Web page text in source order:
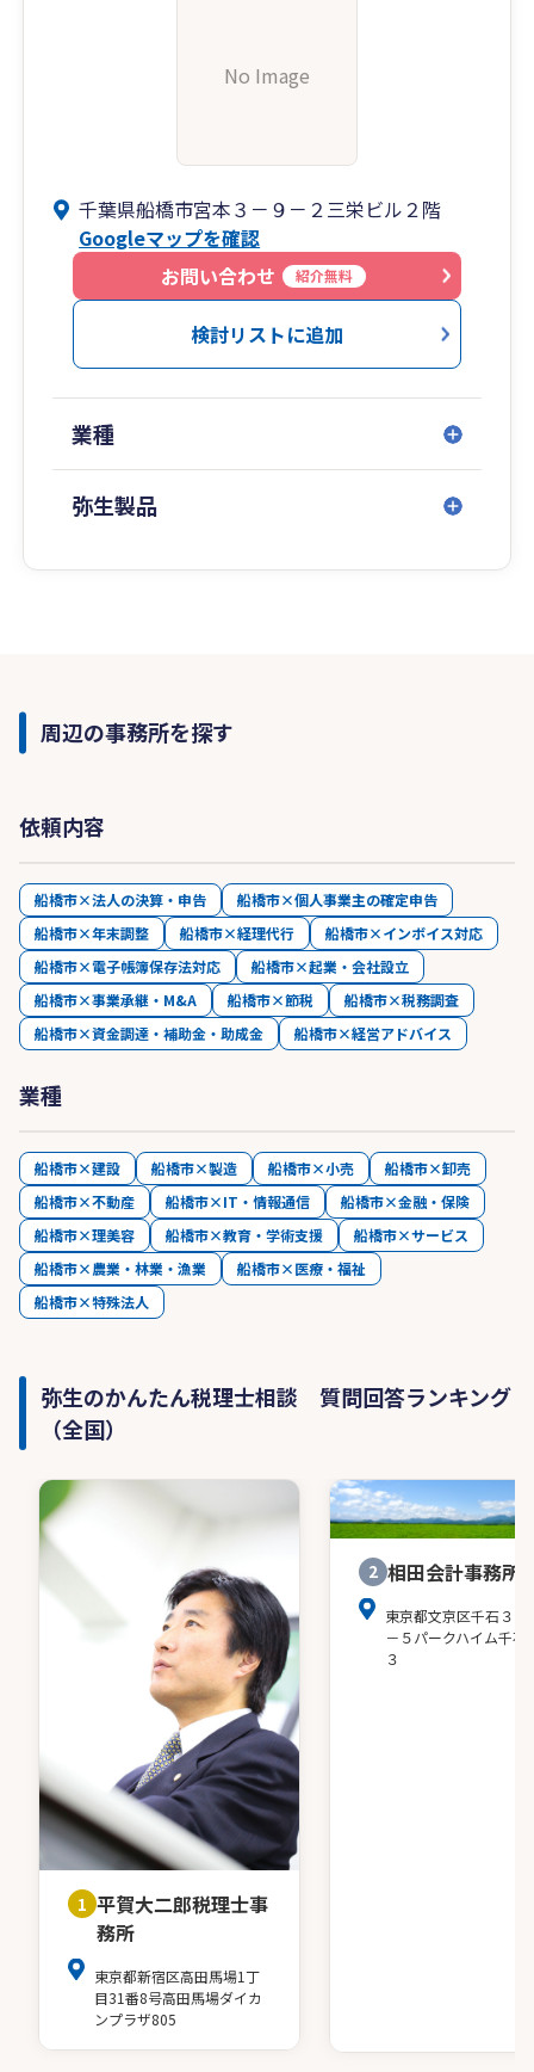
No Image
千葉県船橋市宮本３－９－２三栄ビル２階
Googleマップを確認
お問い合わせ
紹介無料
検討リストに追加
業種
弥生製品
周辺の事務所を探す
依頼内容
船橋市×法人の決算・申告
船橋市×個人事業主の確定申告
船橋市×年末調整
船橋市×経理代行
船橋市×インボイス対応
船橋市×電子帳簿保存法対応
船橋市×起業・会社設立
船橋市×事業承継・M&A
船橋市×節税
船橋市×税務調査
船橋市×資金調達・補助金・助成金
船橋市×経営アドバイス
業種
船橋市×建設 船橋市×製造 船橋市×小売
船橋市×卸売
船橋市×不動産
船橋市×IT・情報通信
船橋市×金融・保険
船橋市×理美容
船橋市×教育・学術支援
船橋市×サービス
船橋市×農業・林業・漁業
船橋市×医療・福祉
船橋市×特殊法人
弥生のかんたん税理士相談 質問回答ランキング
（全国）
1 平賀大二郎税理士事
務所
東京都新宿区高田馬場1丁
目31番8号高田馬場ダイカ
ンプラザ805
2 相田会計事務所
東京都文京区千石３－
－５パークハイム千石
３